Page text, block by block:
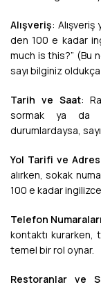
Alışveriş:
den 100 e kadar
much is this?” (Bu
sayı bilginiz
Tarih ve Saat:
sormak ya da
durumlardaysa,
Yol Tarifi ve
alırken, sokak
100 e kadar
Telefon Numaraları
kontaktı kurarken,
temel bir rol oynar.
Restoranlar ve